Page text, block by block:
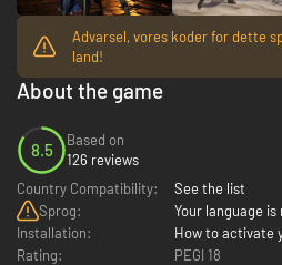
Advarsel, vores koder for dette
land!
About the game
8.5
Based on
126 reviews
Country Compatibility:
See the list
Sprog:
Your language
Installation:
How to activate
Rating:
PEGI 18